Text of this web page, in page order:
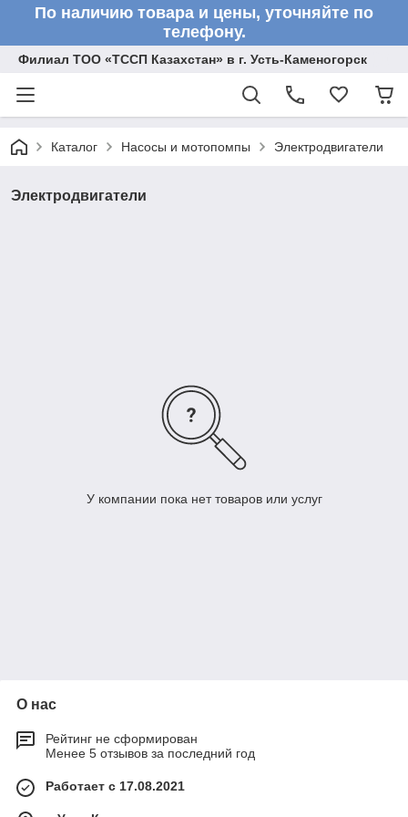
По наличию товара и цены, уточняйте по
телефону.
Филиал ТОО «ТССП Казахстан» в г. Усть-Каменогорск
Каталог Насосы и мотопомпы Электродвигатели
Электродвигатели
У компании пока нет товаров или услуг
О нас
Рейтинг не сформирован
Менее 5 отзывов за последний год
Работает с 17.08.2021